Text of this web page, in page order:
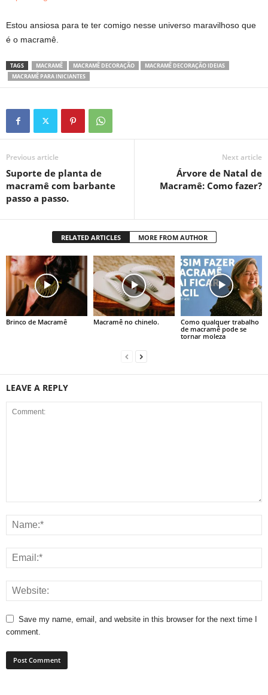
Estou ansiosa para te ter comigo nesse universo maravilhoso que
é o macramê.
TAGS MACRAMÊ MACRAMÊ DECORAÇÃO
MACRAMÊ DECORAÇÃO IDEIAS
MACRAMÊ PARA INICIANTES
Previous article
Suporte de planta de
macramê com barbante
passo a passo.
Next article
Árvore de Natal de
Macramê: Como fazer?
RELATED ARTICLES MORE FROM AUTHOR
Brinco de Macramê Macramê no chinelo.
Como qualquer trabalho
de macramê pode se
tornar moleza
LEAVE A REPLY
Save my name, email, and website in this browser for the next time I
comment.